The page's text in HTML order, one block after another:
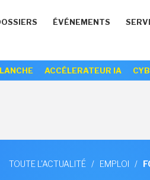
ÉVÉNEMENTS
ACCÉLERATEUR IA
TOUTE L'ACTUALITÉ / EMPLOI /